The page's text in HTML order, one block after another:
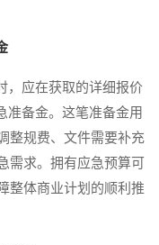
应在获取的详细报价
准备金。这笔准备金用
整规费、文件需要补充
需求。拥有应急预算可
整体商业计划的顺利推